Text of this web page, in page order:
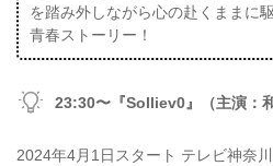
を踏み外しながら心の赴くままに
青春ストーリー！
23:30〜『Solliev0』（主演：
2024年4月1日スタート テレビ神奈